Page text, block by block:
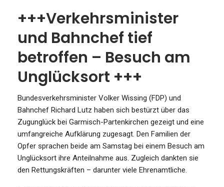
+++Verkehrsminister
und Bahnchef tief
betroffen – Besuch am
Unglücksort +++
Bundesverkehrsminister Volker Wissing (FDP) und
Bahnchef Richard Lutz haben sich bestürzt über das
Zugunglück bei Garmisch-Partenkirchen gezeigt und eine
umfangreiche Aufklärung zugesagt. Den Familien der
Opfer sprachen beide am Samstag bei einem Besuch am
Unglücksort ihre Anteilnahme aus. Zugleich dankten sie
den Rettungskräften – darunter viele Ehrenamtliche.